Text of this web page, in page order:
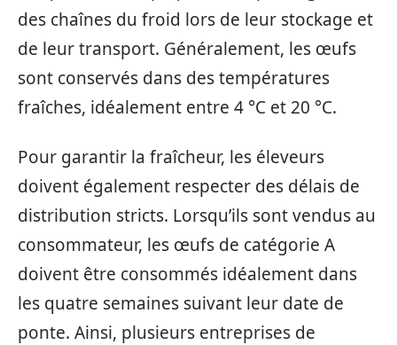
des chaînes du froid lors de leur stockage et
de leur transport. Généralement, les œufs
sont conservés dans des températures
fraîches, idéalement entre 4 °C et 20 °C.
Pour garantir la fraîcheur, les éleveurs
doivent également respecter des délais de
distribution stricts. Lorsqu’ils sont vendus au
consommateur, les œufs de catégorie A
doivent être consommés idéalement dans
les quatre semaines suivant leur date de
ponte. Ainsi, plusieurs entreprises de